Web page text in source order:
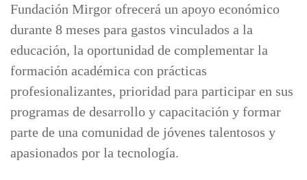
Fundación Mirgor ofrecerá un apoyo económico
durante 8 meses para gastos vinculados a la
educación, la oportunidad de complementar la
formación académica con prácticas
profesionalizantes, prioridad para participar en sus
programas de desarrollo y capacitación y formar
parte de una comunidad de jóvenes talentosos y
apasionados por la tecnología.